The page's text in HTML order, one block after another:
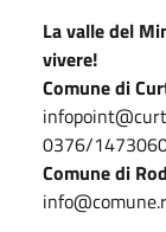
La valle del
vivere!
Comune di
0376/
Comune di